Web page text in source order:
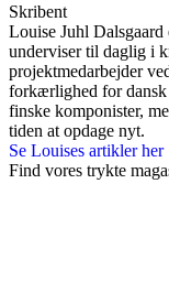
Skribent
Louise Juhl
underviser til daglig i
projektmedarbejder
forkærlighed for
finske komponister,
tiden at opdage nyt.
Se Louises artikler
Find vores trykte